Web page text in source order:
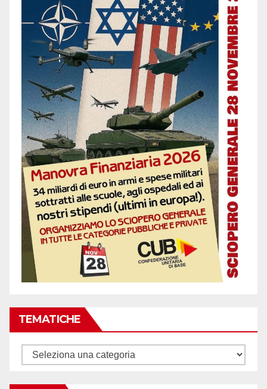
TEMATICHE
Tematiche